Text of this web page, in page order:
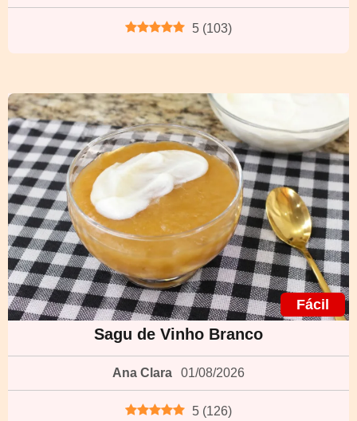
5 (103)
Fácil
Sagu de Vinho Branco
Ana Clara 01/08/2026
5 (126)